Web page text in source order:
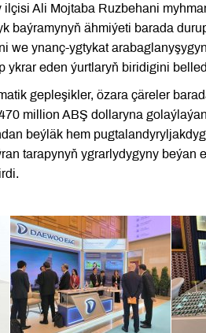
ilçisi Ali Mojtaba Ruzbehani
baýramynyň ähmiýeti barada
we ynanç-ygtykat
ykrar eden ýurtlaryň biridigini
gepleşikler, özara çäreler
million ABŞ dollaryna
beýläk hem
tarapynyň ygrarlydygyny beýan